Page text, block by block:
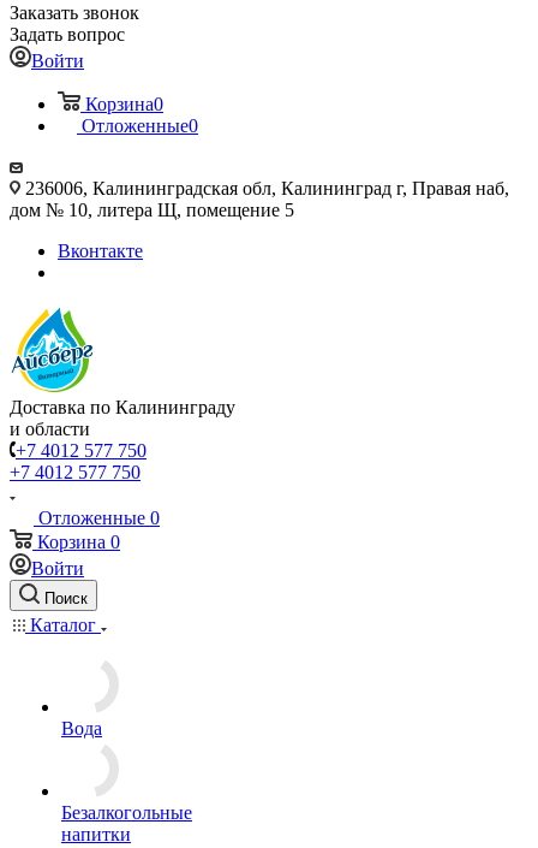
Заказать звонок
Задать вопрос
Войти
Корзина0
Отложенные0
236006, Калининградская обл, Калининград г, Правая наб,
дом № 10, литера Щ, помещение 5
Вконтакте
Доставка по Калининграду
и области
+7 4012 577 750
+7 4012 577 750
Отложенные 0
Корзина 0
Войти
Поиск
Каталог
Вода
Безалкогольные
напитки